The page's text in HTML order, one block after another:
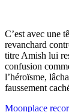
C’est avec une
revanchard
titre Amish lui
confusion
l’héroïsme,
faussement
Moonplace